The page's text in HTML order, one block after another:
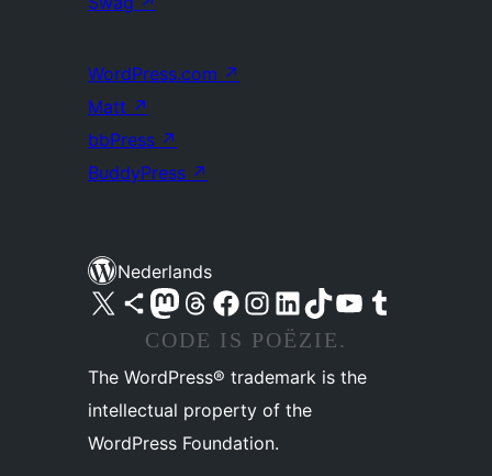
WordPress.com ↗
Matt ↗
bbPress ↗
BuddyPress ↗
Nederlands
Bezoek ons X (voorheen Twitter) account
Bezoek ons Bluesky account
Bezoek ons Mastodon account
Bezoek ons Threads account
Onze Facebook pagina bezoeken
Bezoek ons Instagram account
Bezoek ons LinkedIn account
Bezoek ons TikTok account
Bezoek ons YouTube kanaalBezoek ons Tumblr account
CODE IS POËZIE.
The WordPress® trademark is the
intellectual property of the
WordPress Foundation.